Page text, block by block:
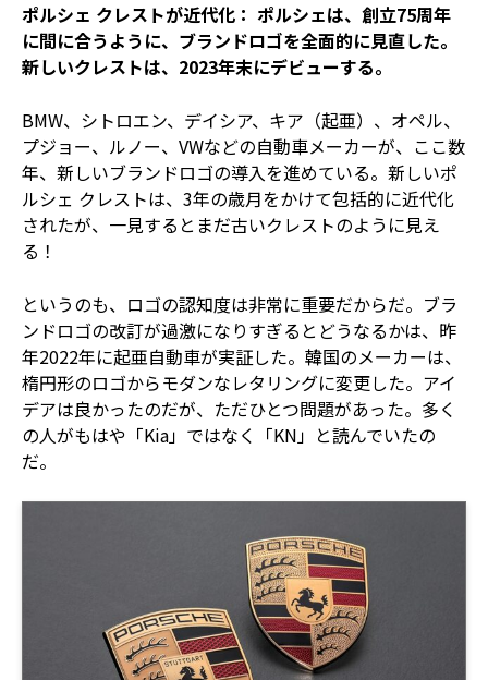
ポルシェ クレストが近代化： ポルシェは、創立75周年
に間に合うように、ブランドロゴを全面的に見直した。
新しいクレストは、2023年末にデビューする。
BMW、シトロエン、デイシア、キア（起亜）、オペル、
プジョー、ルノー、VWなどの自動車メーカーが、ここ数
年、新しいブランドロゴの導入を進めている。新しいポ
ルシェ クレストは、3年の歳月をかけて包括的に近代化
されたが、一見するとまだ古いクレストのように見え
る！
というのも、ロゴの認知度は非常に重要だからだ。ブラ
ンドロゴの改訂が過激になりすぎるとどうなるかは、昨
年2022年に起亜自動車が実証した。韓国のメーカーは、
楕円形のロゴからモダンなレタリングに変更した。アイ
デアは良かったのだが、ただひとつ問題があった。多く
の人がもはや「Kia」ではなく「KN」と読んでいたの
だ。